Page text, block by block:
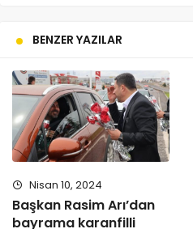
BENZER YAZILAR
Nisan 10, 2024
Başkan Rasim Arı’dan
bayrama karanfilli